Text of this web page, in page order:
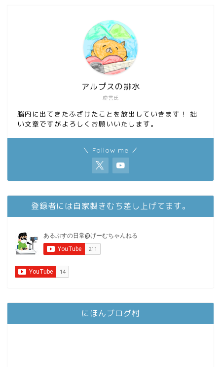
虚言氏
アルプスの排水
脳内に出てきたふざけたことを放出していきます！ 拙
い文章ですがよろしくお願いいたします。
＼ Follow me ／
登録者には自家製きむち差し上げてます。
にほんブログ村